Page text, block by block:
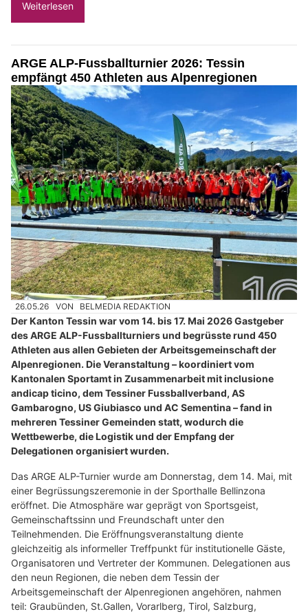
Weiterlesen
ARGE ALP-Fussballturnier 2026: Tessin
empfängt 450 Athleten aus Alpenregionen
26.05.26 VON BELMEDIA REDAKTION
Der Kanton Tessin war vom 14. bis 17. Mai 2026 Gastgeber
des ARGE ALP-Fussballturniers und begrüsste rund 450
Athleten aus allen Gebieten der Arbeitsgemeinschaft der
Alpenregionen. Die Veranstaltung – koordiniert vom
Kantonalen Sportamt in Zusammenarbeit mit inclusione
andicap ticino, dem Tessiner Fussballverband, AS
Gambarogno, US Giubiasco und AC Sementina – fand in
mehreren Tessiner Gemeinden statt, wodurch die
Wettbewerbe, die Logistik und der Empfang der
Delegationen organisiert wurden.
Das ARGE ALP-Turnier wurde am Donnerstag, dem 14. Mai, mit
einer Begrüssungszeremonie in der Sporthalle Bellinzona
eröffnet. Die Atmosphäre war geprägt von Sportsgeist,
Gemeinschaftssinn und Freundschaft unter den
Teilnehmenden. Die Eröffnungsveranstaltung diente
gleichzeitig als informeller Treffpunkt für institutionelle Gäste,
Organisatoren und Vertreter der Kommunen. Delegationen aus
den neun Regionen, die neben dem Tessin der
Arbeitsgemeinschaft der Alpenregionen angehören, nahmen
teil: Graubünden, St.Gallen, Vorarlberg, Tirol, Salzburg,